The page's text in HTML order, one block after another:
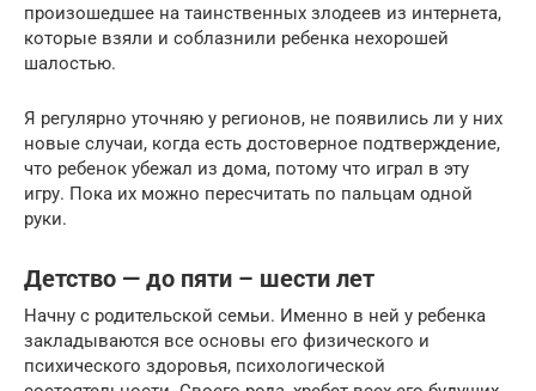
произошедшее на таинственных злодеев из интернета,
которые взяли и соблазнили ребенка нехорошей
шалостью.
Я регулярно уточняю у регионов, не появились ли у них
новые случаи, когда есть достоверное подтверждение,
что ребенок убежал из дома, потому что играл в эту
игру. Пока их можно пересчитать по пальцам одной
руки.
Детство — до пяти – шести лет
Начну с родительской семьи. Именно в ней у ребенка
закладываются все основы его физического и
психического здоровья, психологической